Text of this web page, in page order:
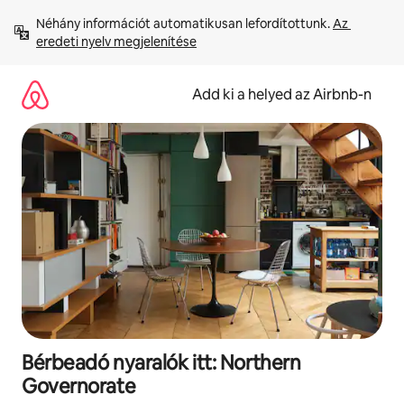
tartalomra
Néhány információt automatikusan lefordítottunk. Az
eredeti nyelv megjelenítése
Add ki a helyed az Airbnb-n
Bérbeadó nyaralók itt: Northern
Governorate